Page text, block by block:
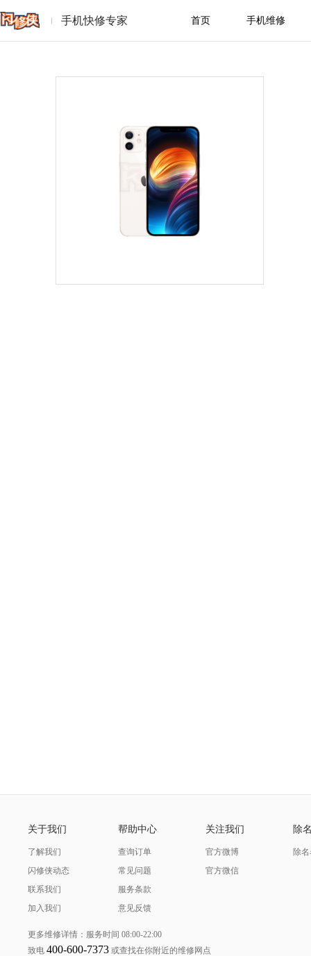
手机快修专家 首页 手机维修
华为
关于我们
了解我们
闪修侠动态
联系我们
加入我们
帮助中心
查询订单
常见问题
服务条款
意见反馈
关注我们
官方微博
官方微信
除
除
更多维修详情：服务时间 08:00-22:00
致电 400-600-7373 或查找在你附近的维修网点